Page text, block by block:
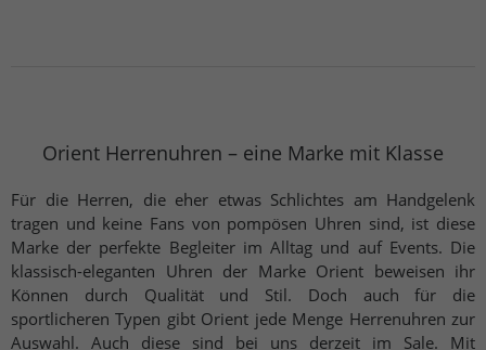
Orient Herrenuhren – eine Marke mit Klasse
Für die Herren, die eher etwas Schlichtes am Handgelenk
tragen und keine Fans von pompösen Uhren sind, ist diese
Marke der perfekte Begleiter im Alltag und auf Events. Die
klassisch-eleganten Uhren der Marke Orient beweisen ihr
Können durch Qualität und Stil. Doch auch für die
sportlicheren Typen gibt Orient jede Menge Herrenuhren zur
Auswahl. Auch diese sind bei uns derzeit im Sale. Mit